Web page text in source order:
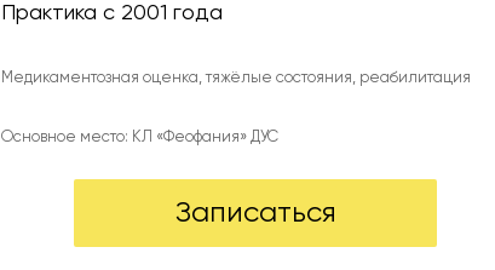
Практика с 2001 года
Медикаментозная оценка, тяжёлые состояния, реабилитация
Основное место: КЛ «Феофания» ДУС
Записаться